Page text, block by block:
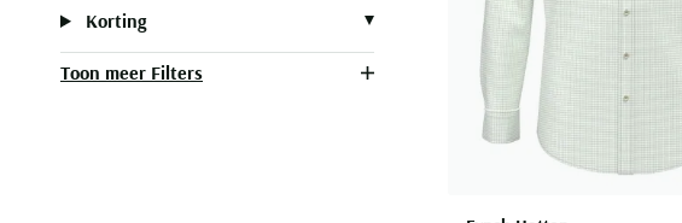
Korting
Toon meer Filters